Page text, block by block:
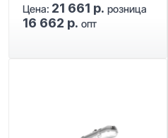
Цена: 21 661 р. розница
16 662 р. опт